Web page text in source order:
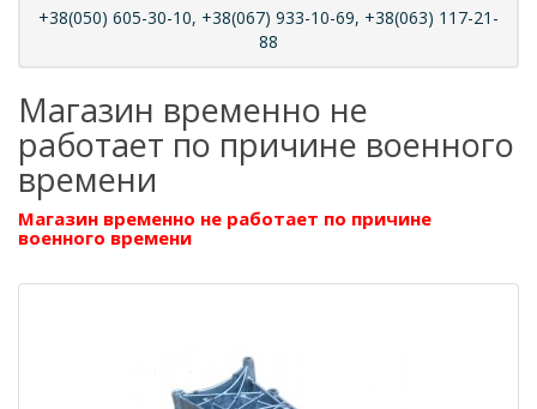
+38(050) 605-30-10, +38(067) 933-10-69, +38(063) 117-21-
88
Магазин временно не
работает по причине военного
времени
Магазин временно не работает по причине
военного времени